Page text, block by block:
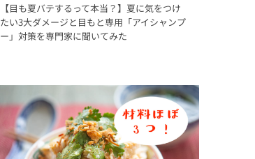
【目も夏バテするって本当？】夏に気をつけ
たい3大ダメージと目もと専用「アイシャンプ
ー」対策を専門家に聞いてみた